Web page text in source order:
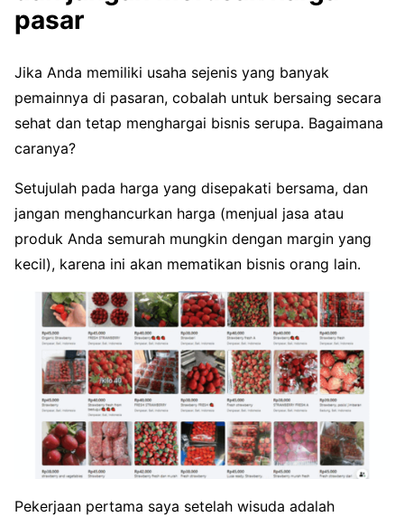
pasar
Jika Anda memiliki usaha sejenis yang banyak
pemainnya di pasaran, cobalah untuk bersaing secara
sehat dan tetap menghargai bisnis serupa. Bagaimana
caranya?
Setujulah pada harga yang disepakati bersama, dan
jangan menghancurkan harga (menjual jasa atau
produk Anda semurah mungkin dengan margin yang
kecil), karena ini akan mematikan bisnis orang lain.
Pekerjaan pertama saya setelah wisuda adalah